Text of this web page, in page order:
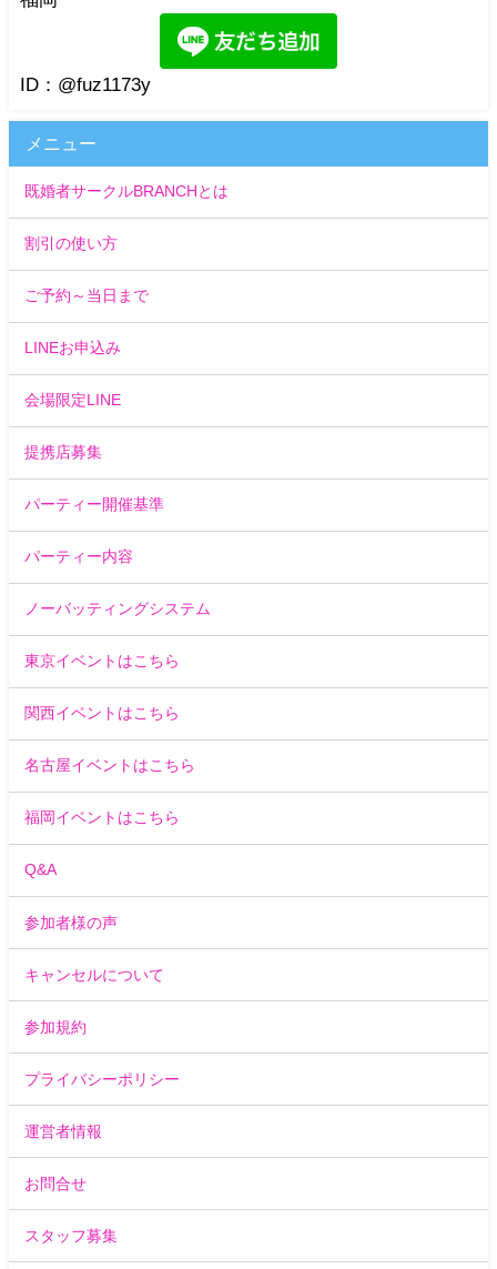
ID：@fuz1173y
メニュー
既婚者サークルBRANCHとは
割引の使い方
ご予約～当日まで
LINEお申込み
会場限定LINE
提携店募集
パーティー開催基準
パーティー内容
ノーバッティングシステム
東京イベントはこちら
関西イベントはこちら
名古屋イベントはこちら
福岡イベントはこちら
Q&A
参加者様の声
キャンセルについて
参加規約
プライバシーポリシー
運営者情報
お問合せ
スタッフ募集